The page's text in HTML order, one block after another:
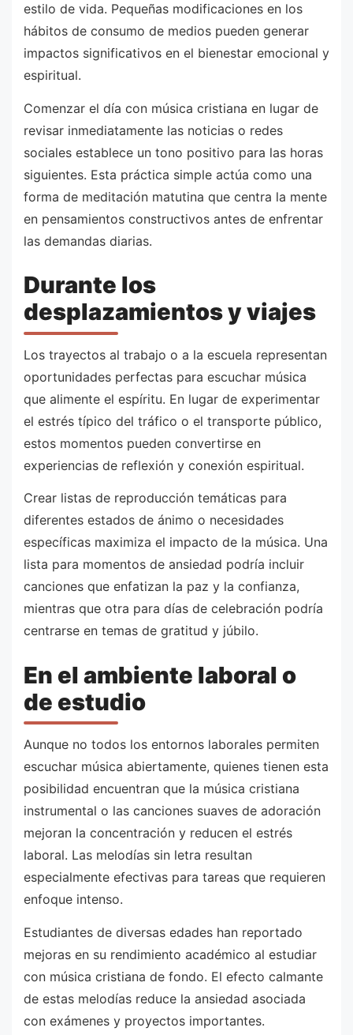
estilo de vida. Pequeñas modificaciones en los
hábitos de consumo de medios pueden generar
impactos significativos en el bienestar emocional y
espiritual.
Comenzar el día con música cristiana en lugar de
revisar inmediatamente las noticias o redes
sociales establece un tono positivo para las horas
siguientes. Esta práctica simple actúa como una
forma de meditación matutina que centra la mente
en pensamientos constructivos antes de enfrentar
las demandas diarias.
Durante los
desplazamientos y viajes
Los trayectos al trabajo o a la escuela representan
oportunidades perfectas para escuchar música
que alimente el espíritu. En lugar de experimentar
el estrés típico del tráfico o el transporte público,
estos momentos pueden convertirse en
experiencias de reflexión y conexión espiritual.
Crear listas de reproducción temáticas para
diferentes estados de ánimo o necesidades
específicas maximiza el impacto de la música. Una
lista para momentos de ansiedad podría incluir
canciones que enfatizan la paz y la confianza,
mientras que otra para días de celebración podría
centrarse en temas de gratitud y júbilo.
En el ambiente laboral o
de estudio
Aunque no todos los entornos laborales permiten
escuchar música abiertamente, quienes tienen esta
posibilidad encuentran que la música cristiana
instrumental o las canciones suaves de adoración
mejoran la concentración y reducen el estrés
laboral. Las melodías sin letra resultan
especialmente efectivas para tareas que requieren
enfoque intenso.
Estudiantes de diversas edades han reportado
mejoras en su rendimiento académico al estudiar
con música cristiana de fondo. El efecto calmante
de estas melodías reduce la ansiedad asociada
con exámenes y proyectos importantes.